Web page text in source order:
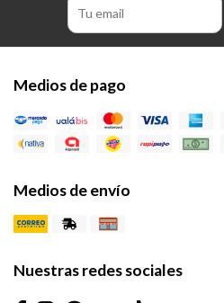
Medios de pago
Medios de envío
Nuestras redes sociales